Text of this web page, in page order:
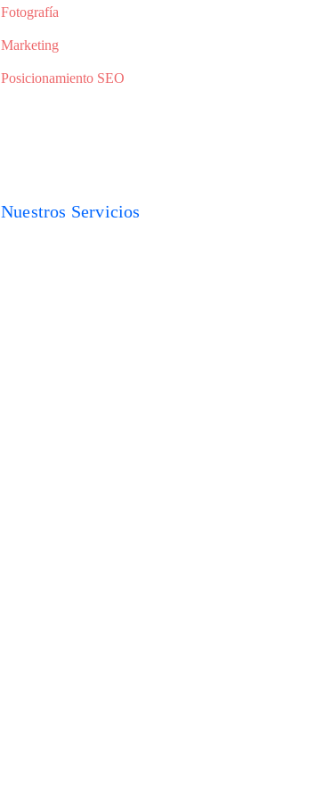
Fotografía
Marketing
Posicionamiento SEO
Nuestros Servicios